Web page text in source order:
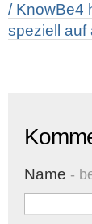
/ KnowBe4
speziell auf
Name -